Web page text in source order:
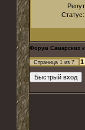
Статус:
Форум Самарских
Страница 1 из 7 1